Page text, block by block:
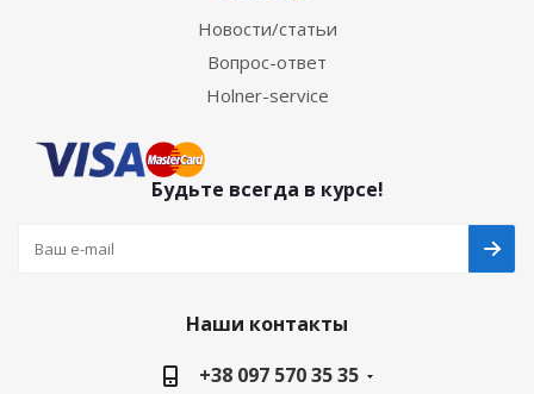
Новости/статьи
Вопрос-ответ
Holner-service
Будьте всегда в курсе!
Наши контакты
+38 097 570 35 35